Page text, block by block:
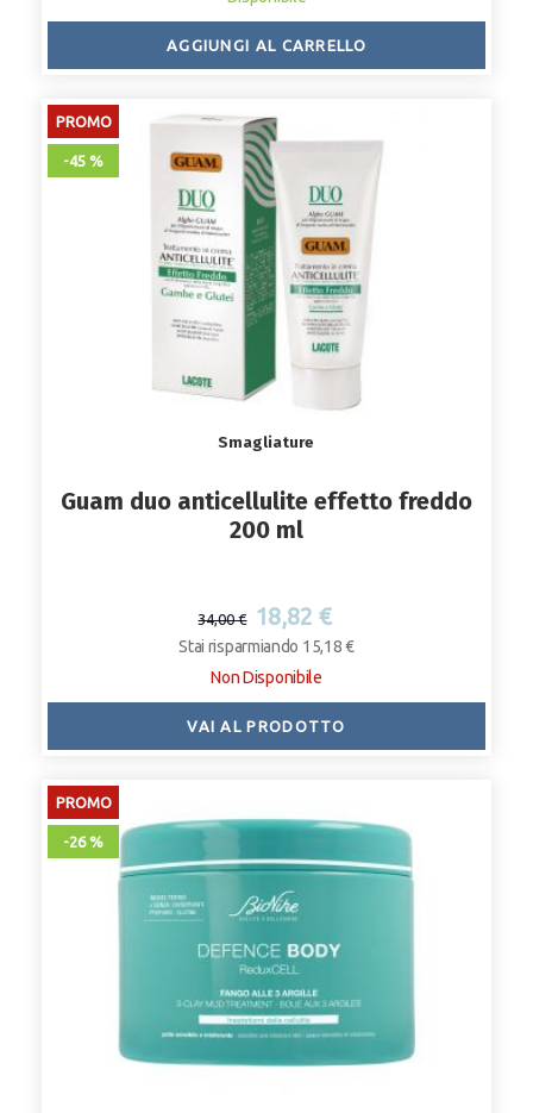
AGGIUNGI AL CARRELLO
PROMO
-45 %
Smagliature
Guam duo anticellulite effetto freddo
200 ml
34,00 € 18,82 €
Stai risparmiando 15,18 €
Non Disponibile
VAI AL PRODOTTO
PROMO
-26 %